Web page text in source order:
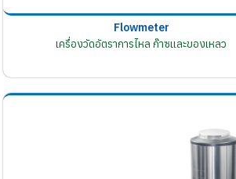
Flowmeter
เครื่องวัดอัตราการไหล ก๊าซและของเหลว